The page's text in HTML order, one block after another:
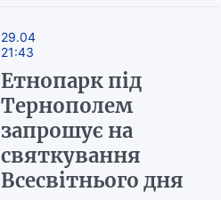
29.04
21:43
Етнопарк під
Тернополем
запрошує на
святкування
Всесвітнього дня